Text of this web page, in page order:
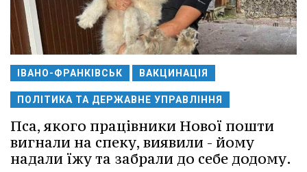
ІВАНО-ФРАНКІВСЬК ВАКЦИНАЦІЯ
ПОЛІТИКА ТА ДЕРЖАВНЕ УПРАВЛІННЯ
Пса, якого працівники Нової пошти
вигнали на спеку, виявили - йому
надали їжу та забрали до себе додому.